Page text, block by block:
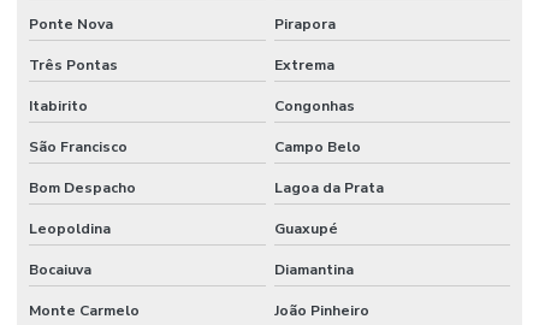
Manutenção e gestão de instalações comerciais
Manutenção industrial
Manutenção de infraestrutura empresarial
Manutenção de instalações elétricas industriais
Manutenção Inteligente Em Indústrias
Ponte Nova Pirapora
Três Pontas Extrema
Itabirito Congonhas
São Francisco Campo Belo
Bom Despacho Lagoa da Prata
Leopoldina Guaxupé
Bocaiuva Diamantina
Monte Carmelo João Pinheiro